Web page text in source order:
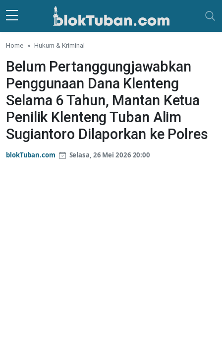
Skip to main content
Home Hukum & Kriminal
Belum Pertanggungjawabkan
Penggunaan Dana Klenteng
Selama 6 Tahun, Mantan Ketua
Penilik Klenteng Tuban Alim
Sugiantoro Dilaporkan ke Polres
blokTuban.com Selasa, 26 Mei 2026 20:00